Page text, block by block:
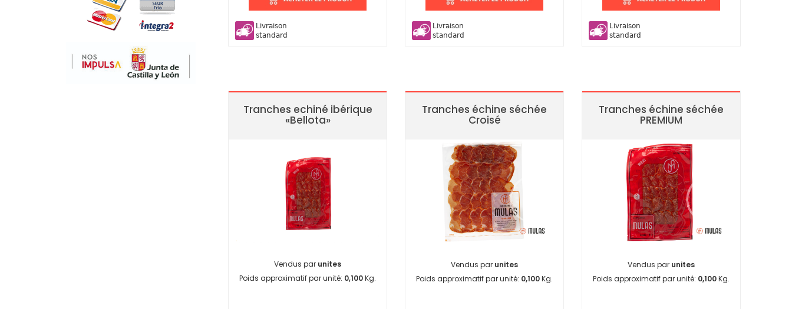
Livraison
standard
Livraison
standard
Livraison
standard
Tranches echiné ibérique
«Bellota»
Vendus par unites
Poids approximatif par unité: 0,100Kg.
Tranches échine séchée
Croisé
Vendus par unites
Poids approximatif par unité: 0,100Kg.
Tranches échine séchée
PREMIUM
Vendus par unites
Poids approximatif par unité: 0,100Kg.